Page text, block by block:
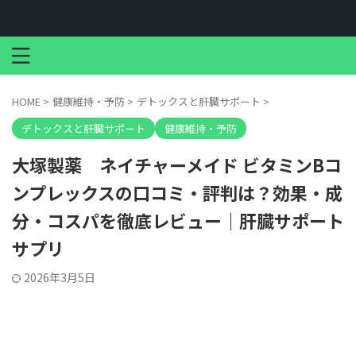
HOME > 健康維持・予防 > デトックスと肝臓サポート >
デトックスと肝臓サポート
健康維持・予防
大塚製薬 ネイチャーメイド ビタミンBコ
ンプレックスの口コミ・評判は？効果・成
分・コスパを徹底レビュー｜肝臓サポート
サプリ
2026年3月5日